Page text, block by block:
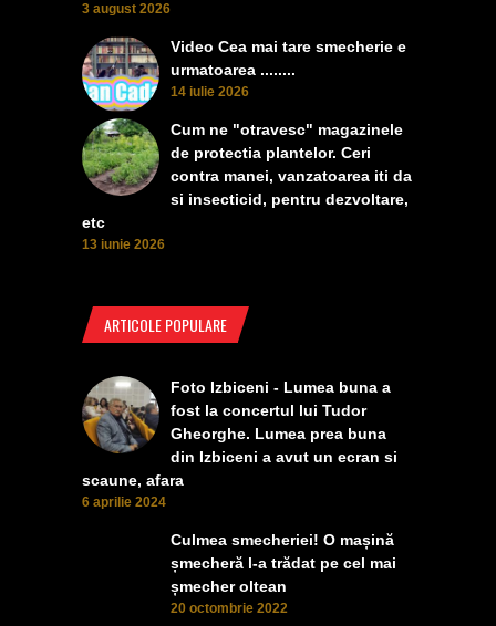
3 august 2026
Video Cea mai tare smecherie e
urmatoarea ........
14 iulie 2026
Cum ne "otravesc" magazinele
de protectia plantelor. Ceri
contra manei, vanzatoarea iti da
si insecticid, pentru dezvoltare,
etc
13 iunie 2026
ARTICOLE POPULARE
Foto Izbiceni - Lumea buna a
fost la concertul lui Tudor
Gheorghe. Lumea prea buna
din Izbiceni a avut un ecran si
scaune, afara
6 aprilie 2024
Culmea smecheriei! O mașină
șmecheră l-a trădat pe cel mai
șmecher oltean
20 octombrie 2022